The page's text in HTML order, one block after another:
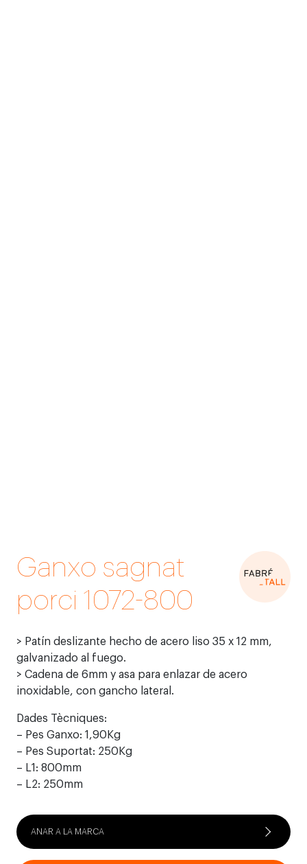
Ganxo sagnat
porci 1072-800
> Patín deslizante hecho de acero liso 35 x 12 mm,
galvanizado al fuego.
> Cadena de 6mm y asa para enlazar de acero
inoxidable, con gancho lateral.
Dades Tècniques:
– Pes Ganxo: 1,90Kg
– Pes Suportat: 250Kg
– L1: 800mm
– L2: 250mm
ANAR A LA MARCA